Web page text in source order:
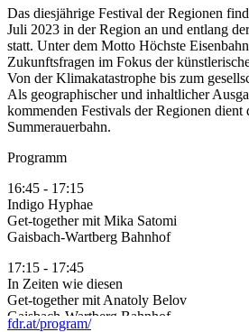
Das diesjährige Festival der Regionen
Juli 2023 in der Region an und entlang
statt. Unter dem Motto Höchste
Zukunftsfragen im Fokus der
Von der Klimakatastrophe bis zum
Als geographischer und inhaltlicher
kommenden Festivals der Regionen dient
Summerauerbahn.
Programm
16:45 - 17:15
Indigo Hyphae
Get-together mit Mika Satomi
Gaisbach-Wartberg Bahnhof
17:15 - 17:45
In Zeiten wie diesen
Get-together mit Anatoly Belov
Gaisbach-Wartberg Bahnhof
fdr.at/program/